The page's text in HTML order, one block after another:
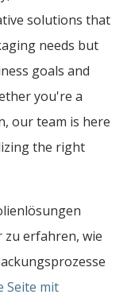
solutions that
needs but
goals and
you're a
our team is here
the right
erfahren, wie
Seite mit